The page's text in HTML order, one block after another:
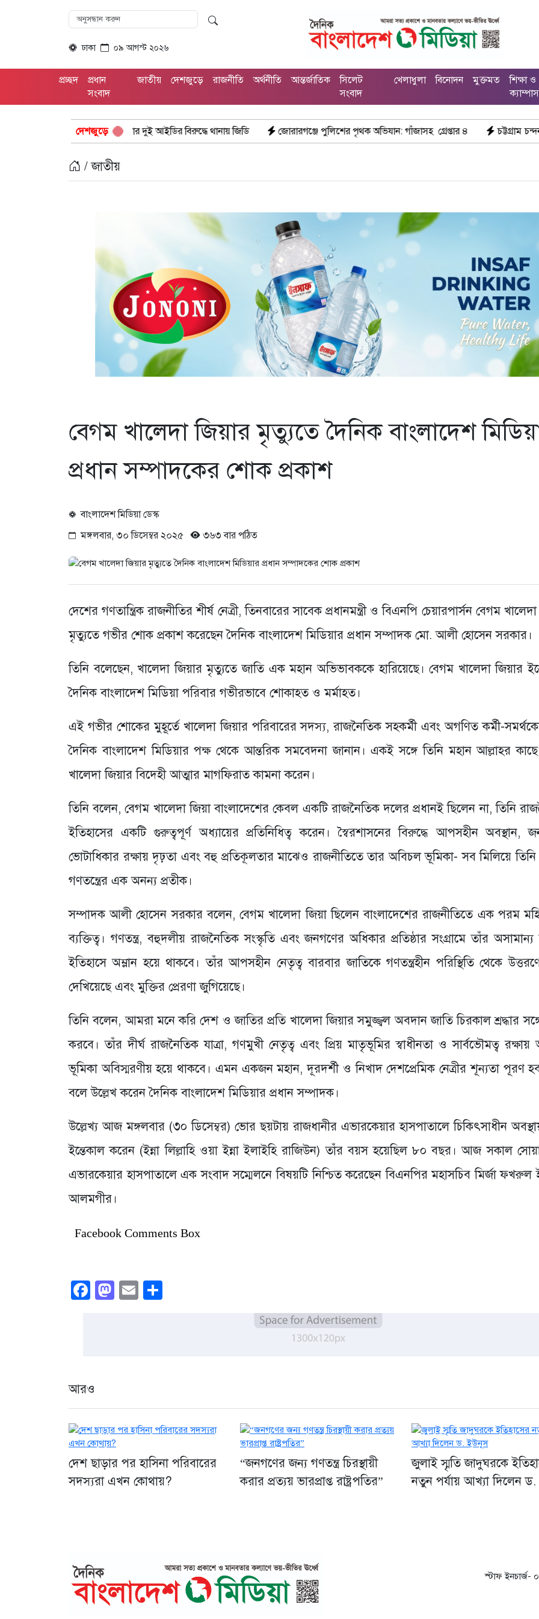
ঢাকা ০৯ আগস্ট ২০২৬
প্রচ্ছদ
প্রধান
সংবাদ
জাতীয় দেশজুড়ে রাজনীতি অর্থনীতি আন্তর্জাতিক
সিলেট
সংবাদ
খেলাধুলা বিনোদন মুক্তমত
শিক্ষা ও
ক্যাম্পাস
দেশজুড়ে
অপপ্রচার দুই আইডির বিরুদ্ধে থানায় জিডি জোরারগঞ্জে পুলিশের পৃথক অভিযান: গাঁজাসহ গ্রেপ্তার ৪ চট্টগ্রাম চন্দনাইশে মহাসড়ক
/ জাতীয়
বেগম খালেদা জিয়ার মৃত্যুতে দৈনিক বাংলাদেশ
প্রধান সম্পাদকের শোক প্রকাশ
বাংলাদেশ মিডিয়া ডেস্ক
মঙ্গলবার, ৩০ ডিসেম্বর ২০২৫
৩৬৩ বার পঠিত
দেশের গণতান্ত্রিক রাজনীতির শীর্ষ নেত্রী, তিনবারের সাবেক প্রধানমন্ত্রী ও বিএনপি চেয়ারপার্সন বেগম
মৃত্যুতে গভীর শোক প্রকাশ করেছেন দৈনিক বাংলাদেশ মিডিয়ার প্রধান সম্পাদক মো. আলী হোসেন সরকার।
তিনি বলেছেন, খালেদা জিয়ার মৃত্যুতে জাতি এক মহান অভিভাবককে হারিয়েছে। বেগম খালেদা জিয়ার
দৈনিক বাংলাদেশ মিডিয়া পরিবার গভীরভাবে শোকাহত ও মর্মাহত।
এই গভীর শোকের মুহূর্তে খালেদা জিয়ার পরিবারের সদস্য, রাজনৈতিক সহকর্মী এবং অগণিত কর্মী-
দৈনিক বাংলাদেশ মিডিয়ার পক্ষ থেকে আন্তরিক সমবেদনা জানান। একই সঙ্গে তিনি মহান আল্লাহর
খালেদা জিয়ার বিদেহী আত্মার মাগফিরাত কামনা করেন।
তিনি বলেন, বেগম খালেদা জিয়া বাংলাদেশের কেবল একটি রাজনৈতিক দলের প্রধানই ছিলেন না, তিনি
ইতিহাসের একটি গুরুত্বপূর্ণ অধ্যায়ের প্রতিনিধিত্ব করেন। স্বৈরশাসনের বিরুদ্ধে আপসহীন অবস্থান,
ভোটাধিকার রক্ষায় দৃঢ়তা এবং বহু প্রতিকূলতার মাঝেও রাজনীতিতে তার অবিচল ভূমিকা- সব মিলিয়ে তিনি
গণতন্ত্রের এক অনন্য প্রতীক।
সম্পাদক আলী হোসেন সরকার বলেন, বেগম খালেদা জিয়া ছিলেন বাংলাদেশের রাজনীতিতে এক পরম
ব্যক্তিত্ব। গণতন্ত্র, বহুদলীয় রাজনৈতিক সংস্কৃতি এবং জনগণের অধিকার প্রতিষ্ঠার সংগ্রামে তাঁর অসামান্য
ইতিহাসে অম্লান হয়ে থাকবে। তাঁর আপসহীন নেতৃত্ব বারবার জাতিকে গণতন্ত্রহীন পরিস্থিতি থেকে
দেখিয়েছে এবং মুক্তির প্রেরণা জুগিয়েছে।
তিনি বলেন, আমরা মনে করি দেশ ও জাতির প্রতি খালেদা জিয়ার সমুজ্জ্বল অবদান জাতি চিরকাল শ্রদ্ধার
করবে। তাঁর দীর্ঘ রাজনৈতিক যাত্রা, গণমুখী নেতৃত্ব এবং প্রিয় মাতৃভূমির স্বাধীনতা ও সার্বভৌমত্ব রক্ষায়
ভূমিকা অবিস্মরণীয় হয়ে থাকবে। এমন একজন মহান, দূরদর্শী ও নিখাদ দেশপ্রেমিক নেত্রীর শূন্যতা পূরণ
বলে উল্লেখ করেন দৈনিক বাংলাদেশ মিডিয়ার প্রধান সম্পাদক।
উল্লেখ্য আজ মঙ্গলবার (৩০ ডিসেম্বর) ভোর ছয়টায় রাজধানীর এভারকেয়ার হাসপাতালে চিকিৎসাধীন
ইন্তেকাল করেন (ইন্না লিল্লাহি ওয়া ইন্না ইলাইহি রাজিউন) তাঁর বয়স হয়েছিল ৮০ বছর। আজ সকাল
এভারকেয়ার হাসপাতালে এক সংবাদ সম্মেলনে বিষয়টি নিশ্চিত করেছেন বিএনপির মহাসচিব মির্জা ফখরুল
আলমগীর।
Facebook Comments Box
Facebook
Mastodon
Email
আরও
দেশ ছাড়ার পর হাসিনা পরিবারের
সদস্যরা এখন কোথায়?
“জনগণের জন্য গণতন্ত্র চিরস্থায়ী
করার প্রত্যয় ভারপ্রাপ্ত রাষ্ট্রপতির”
জুলাই স্মৃতি জাদুঘরকে
নতুন পর্যায় আখ্যা দিলেন
স্টাফ ইনচার্জ-